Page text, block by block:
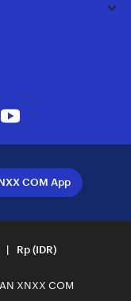
COM App
| Rp (IDR)
XNXX COM